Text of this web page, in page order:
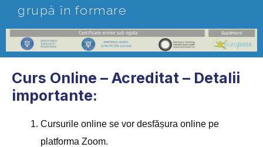
grupă în formare
Curs Online – Acreditat – Detalii
importante:
Cursurile online se vor desfășura online pe
platforma Zoom.